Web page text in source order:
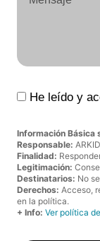
He leído y
Información Básica
Responsable:
Finalidad:
Legitimación:
Destinatarios: No
Derechos: Acceso,
en la política.
+ Info: Ver política